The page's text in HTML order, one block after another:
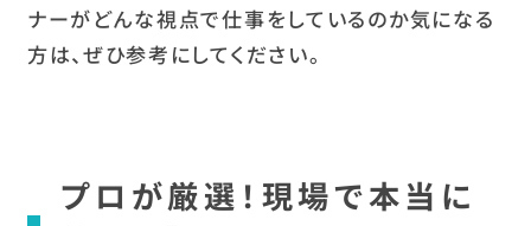
ナーがどんな視点で仕事をしているのか気になる
方は、ぜひ参考にしてください。
プロが厳選！現場で本当に